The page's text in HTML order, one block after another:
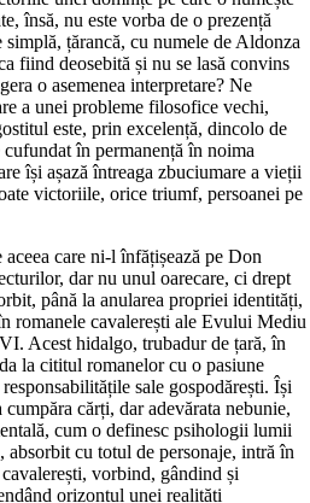
însă, nu este vorba de o prezență
țărancă, cu numele de Aldonza
fiind deosebită și nu se lasă convins
o asemenea interpretare? Ne
a unei probleme filosofice vechi,
este, prin excelență, dincolo de
în permanență în noima
își așază întreaga zbuciumare a vieții
victoriile, orice triumf, persoanei pe
care ni-l înfățișează pe Don
dar nu unul oarecare, ci drept
până la anularea propriei identități,
romanele cavalerești ale Evului Mediu
Acest hidalgo, trubadur de țară, în
la cititul romanelor cu o pasiune
sale gospodărești. Își
cărți, dar adevărata nebunie,
cum o definesc psihologii lumii
absorbit cu totul de personaje, intră în
vorbind, gândind și
orizontul unei realități